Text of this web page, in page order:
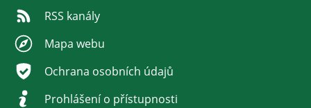
RSS kanály
Mapa webu
Ochrana osobních údajů
Prohlášení o přístupnosti